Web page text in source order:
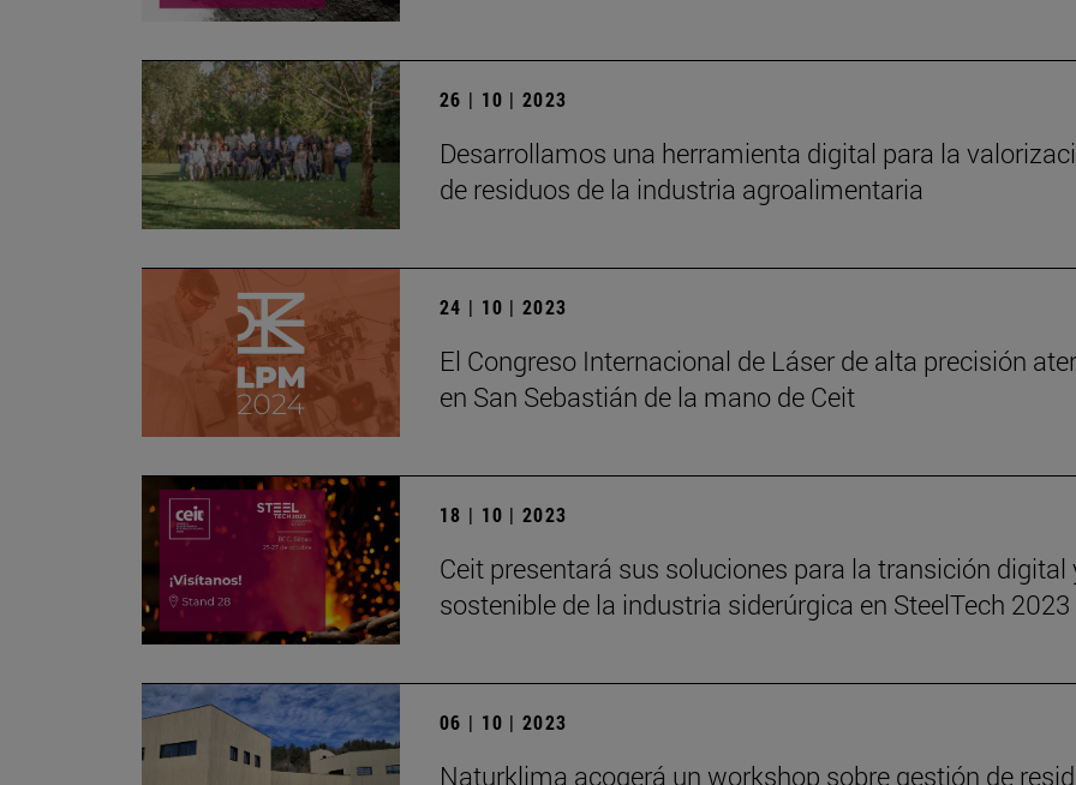
26 | 10 | 2023
Desarrollamos una herramienta digital para la
de residuos de la industria agroalimentaria
24 | 10 | 2023
El Congreso Internacional de Láser de alta precisión
en San Sebastián de la mano de Ceit
18 | 10 | 2023
Ceit presentará sus soluciones para la transición digital
sostenible de la industria siderúrgica en SteelTech 2023
06 | 10 | 2023
Naturklima acogerá un workshop sobre gestión de